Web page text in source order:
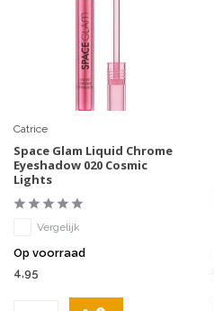
Catrice
Space Glam Liquid Chrome
Eyeshadow 020 Cosmic
Lights
Vergelijk
Op voorraad
4,95